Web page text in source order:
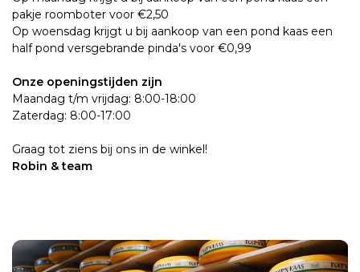
pakje roomboter voor €2,50
Op woensdag krijgt u bij aankoop van een pond kaas een
half pond versgebrande pinda's voor €0,99
Onze openingstijden zijn
Maandag t/m vrijdag: 8:00-18:00
Zaterdag: 8:00-17:00
Graag tot ziens bij ons in de winkel!
Robin & team